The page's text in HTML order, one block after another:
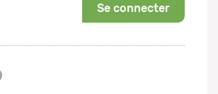
Se connecter